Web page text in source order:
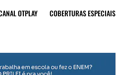
OTPLAY COBERTURAS ESPECIAIS